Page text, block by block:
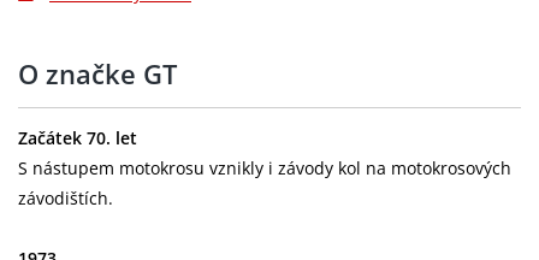
O značke GT
Začátek 70. let
S nástupem motokrosu vznikly i závody kol na motokrosových
závodištích.